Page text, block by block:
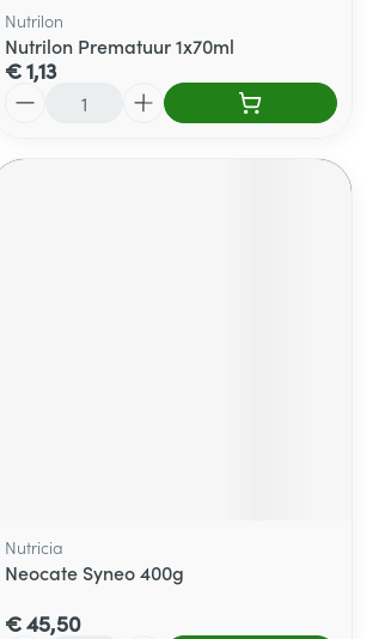
Nutrilon
Nutrilon Prematuur 1x70ml
€ 1,13
Nutricia
Neocate Syneo 400g
€ 45,50